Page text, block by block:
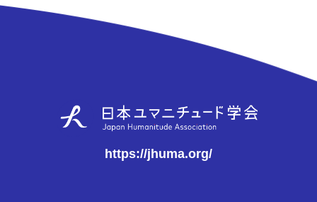
https://jhuma.org/